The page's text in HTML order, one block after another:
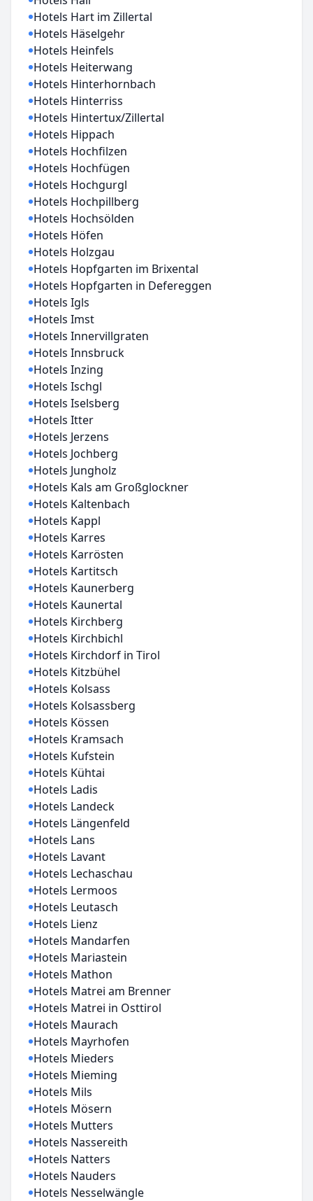
Hotels Hart im Zillertal
Hotels Häselgehr
Hotels Heinfels
Hotels Heiterwang
Hotels Hinterhornbach
Hotels Hinterriss
Hotels Hintertux/Zillertal
Hotels Hippach
Hotels Hochfilzen
Hotels Hochfügen
Hotels Hochgurgl
Hotels Hochpillberg
Hotels Hochsölden
Hotels Höfen
Hotels Holzgau
Hotels Hopfgarten im Brixental
Hotels Hopfgarten in Defereggen
Hotels Igls
Hotels Imst
Hotels Innervillgraten
Hotels Innsbruck
Hotels Inzing
Hotels Ischgl
Hotels Iselsberg
Hotels Itter
Hotels Jerzens
Hotels Jochberg
Hotels Jungholz
Hotels Kals am Großglockner
Hotels Kaltenbach
Hotels Kappl
Hotels Karres
Hotels Karrösten
Hotels Kartitsch
Hotels Kaunerberg
Hotels Kaunertal
Hotels Kirchberg
Hotels Kirchbichl
Hotels Kirchdorf in Tirol
Hotels Kitzbühel
Hotels Kolsass
Hotels Kolsassberg
Hotels Kössen
Hotels Kramsach
Hotels Kufstein
Hotels Kühtai
Hotels Ladis
Hotels Landeck
Hotels Längenfeld
Hotels Lans
Hotels Lavant
Hotels Lechaschau
Hotels Lermoos
Hotels Leutasch
Hotels Lienz
Hotels Mandarfen
Hotels Mariastein
Hotels Mathon
Hotels Matrei am Brenner
Hotels Matrei in Osttirol
Hotels Maurach
Hotels Mayrhofen
Hotels Mieders
Hotels Mieming
Hotels Mils
Hotels Mösern
Hotels Mutters
Hotels Nassereith
Hotels Natters
Hotels Nauders
Hotels Nesselwängle